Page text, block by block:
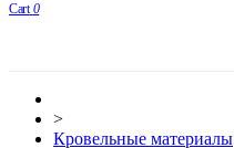
Cart 0
>
Кровельные материалы